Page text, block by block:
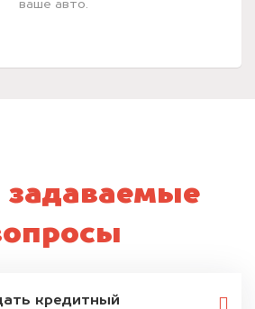
ваше авто.
задаваемые
кредитный